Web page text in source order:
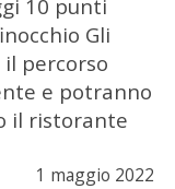
10 punti
Gli
percorso
e potranno
il ristorante
1 maggio 2022